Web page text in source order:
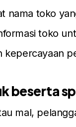
nama toko
toko
kepercayaan
beserta
mal,